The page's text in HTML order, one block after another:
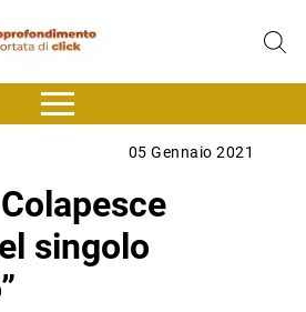
05 Gennaio 2021
singolo